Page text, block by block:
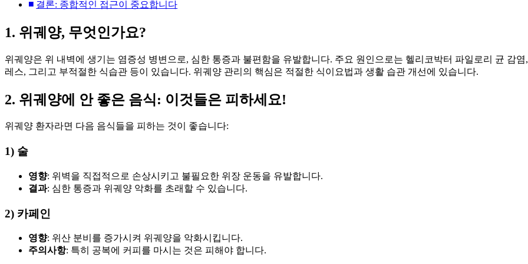
결론: 종합적인 접근이 중요합니다
1. 위궤양, 무엇인가요?
위궤양은 위 내벽에 생기는 염증성 병변으로, 심한 통증과 불편함을 유발합니다. 주요 원인으로는 헬리코박터 파일로리 균 감염
레스, 그리고 부적절한 식습관 등이 있습니다. 위궤양 관리의 핵심은 적절한 식이요법과 생활 습관 개선에 있습니다.
2. 위궤양에 안 좋은 음식: 이것들은 피하세요!
위궤양 환자라면 다음 음식들을 피하는 것이 좋습니다:
1) 술
영향: 위벽을 직접적으로 손상시키고 불필요한 위장 운동을 유발합니다.
결과: 심한 통증과 위궤양 악화를 초래할 수 있습니다.
2) 카페인
영향: 위산 분비를 증가시켜 위궤양을 악화시킵니다.
주의사항: 특히 공복에 커피를 마시는 것은 피해야 합니다.